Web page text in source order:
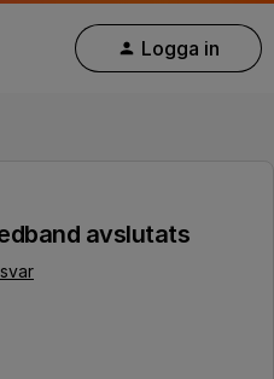
Logga in
avslutats